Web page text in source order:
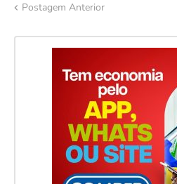
Postagem Anterior